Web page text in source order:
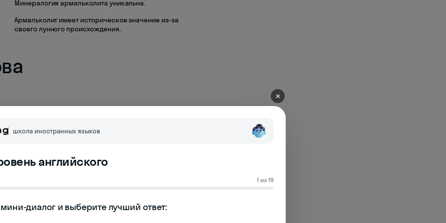
Минералогия армальколита уникальна.
Армальколит имеет историческое значение из-за
своего лунного происхождения.
✕
школа иностранных языков
английского
1 из 19
диалог и выберите лучший ответ: